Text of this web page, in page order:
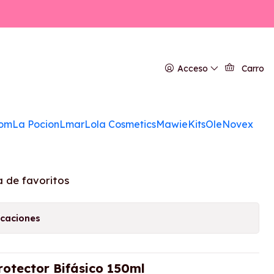
Acceso Carro
La PocionLmarLola CosmeticsMawieKitsOleNovex
Termoprotector
de favoritos
Bifásico 150ml